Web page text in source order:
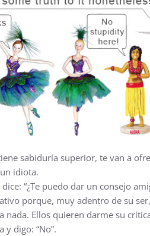
sabiduría superior, te van a
idiota.
“¿Te puedo dar un consejo
porque, muy adentro de su
nada. Ellos quieren darme su
y digo: “No”.